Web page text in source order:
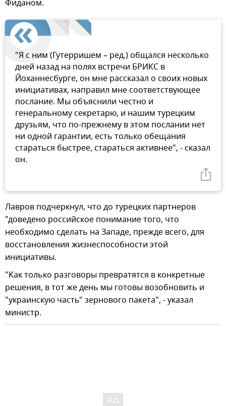
Фиданом.
"Я с ним (Гутерришем – ред.) общался несколько
дней назад на полях встречи БРИКС в
Йоханнесбурге, он мне рассказал о своих новых
инициативах, направил мне соответствующее
послание. Мы объяснили честно и
генеральному секретарю, и нашим турецким
друзьям, что по-прежнему в этом послании нет
ни одной гарантии, есть только обещания
стараться быстрее, стараться активнее", - сказал
он.
Лавров подчеркнул, что до турецких партнеров
"доведено российское понимание того, что
необходимо сделать на Западе, прежде всего, для
восстановления жизнеспособности этой
инициативы.
"Как только разговоры превратятся в конкретные
решения, в тот же день мы готовы возобновить и
"украинскую часть" зернового пакета", - указал
министр.